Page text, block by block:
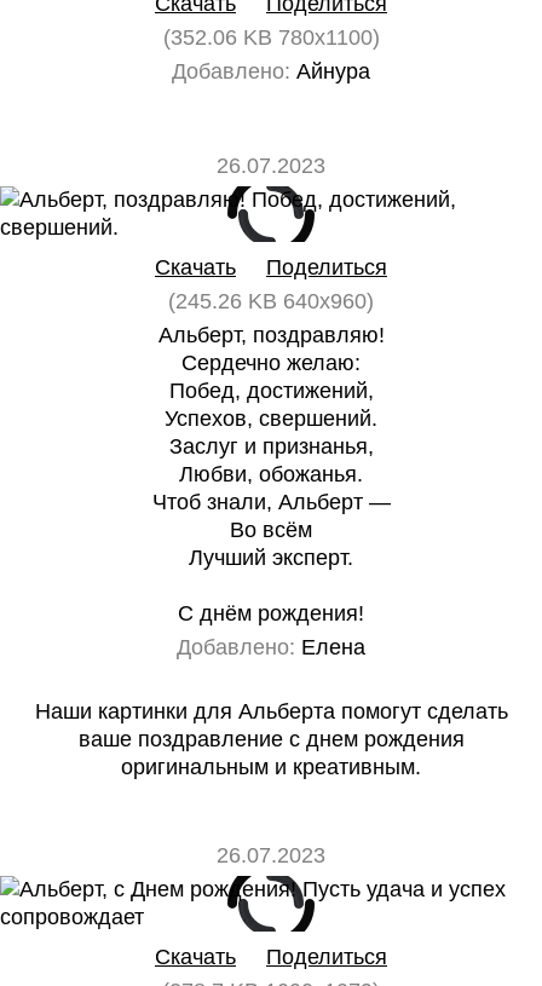
(352.06 KB 780x1100)
Добавлено: Айнура
26.07.2023
0
Скачать
Поделиться
(245.26 KB 640x960)
Альберт, поздравляю!
Сердечно желаю:
Побед, достижений,
Успехов, свершений.
Заслуг и признанья,
Любви, обожанья.
Чтоб знали, Альберт —
Во всём
Лучший эксперт.
С днём рождения!
Добавлено: Елена
Наши картинки для Альберта помогут сделать
ваше поздравление с днем рождения
оригинальным и креативным.
26.07.2023
0
Скачать
Поделиться